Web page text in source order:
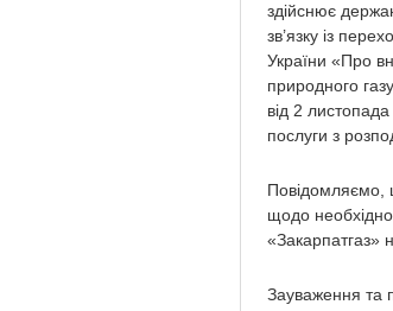
здійснює
зв’язку із
України «Про
природного
від 2
послуги з
Повідомляємо,
щодо
«Закарпатгаз»
Зауваження та